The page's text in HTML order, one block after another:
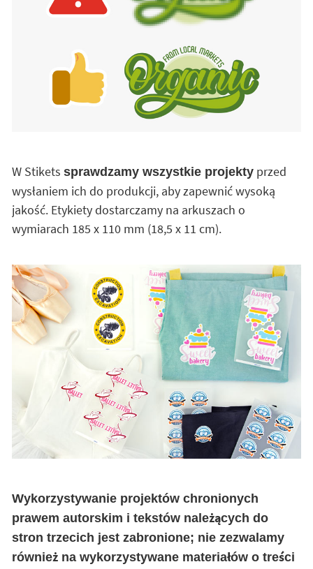
W Stikets sprawdzamy wszystkie projektyprzed
wysłaniem ich do produkcji, aby zapewnić wysoką
jakość. Etykiety dostarczamy na arkuszach o
wymiarach 185 x 110 mm (18,5 x 11 cm).
Wykorzystywanie projektów chronionych
prawem autorskim i tekstów należących do
stron trzecich jest zabronione; nie zezwalamy
również na wykorzystywane materiałów o treści